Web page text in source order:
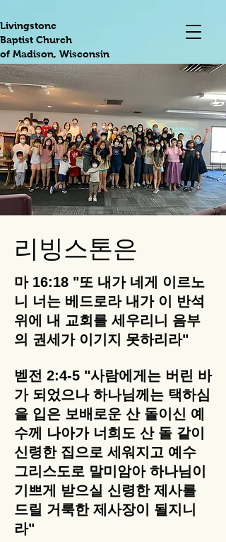
Livingstone
Baptist Church
of Madison, Wisconsin
​리빙스톤은
마 16:18 "또 내가 네게 이르노
니 너는 베드로라 내가 이 반석
위에 내 교회를 세우리니 음부
의 권세가 이기지 못하리라"
벧전 2:4-5 "사람에게는 버린 바
가 되었으나 하나님께는 택하심
을 입은 보배로운 산 돌이신 예
수께 나아가 너희도 산 돌 같이
신령한 집으로 세워지고 예수
그리스도로 말미암아 하나님이
기쁘게 받으실 신령한 제사를
드릴 거룩한 제사장이 될지니
라"